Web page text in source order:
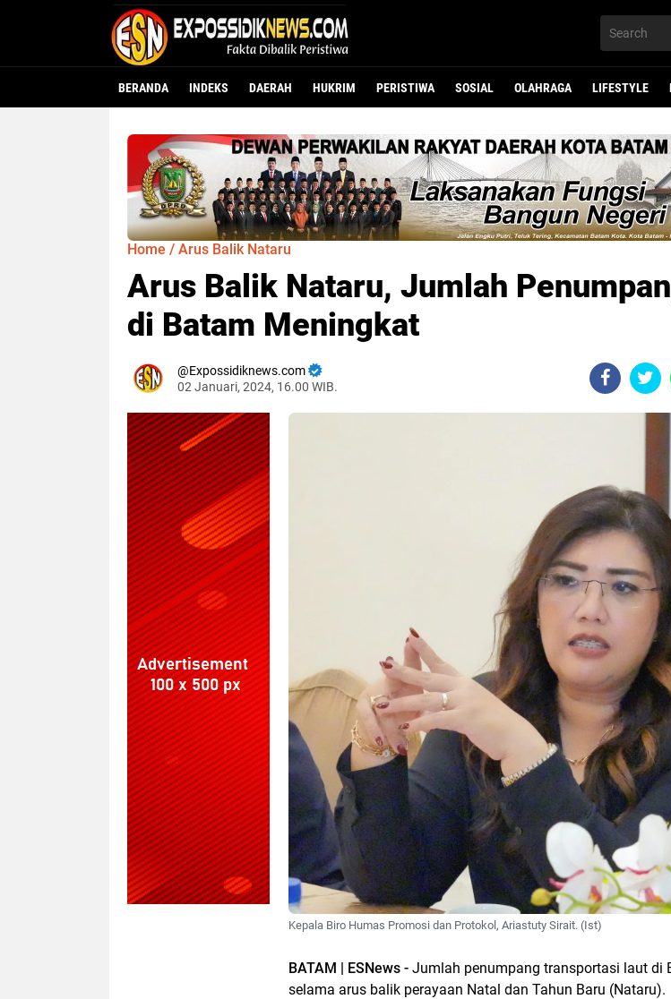
BERANDA INDEKS DAERAH HUKRIM PERISTIWA SOSIAL OLAHRAGA LIFESTYLE
Home / Arus Balik Nataru
Arus Balik Nataru, Jumlah
di Batam Meningkat
Expossidiknews.com
02 Januari, 2024, 16.00 WIB.
Kepala Biro Humas Promosi dan Protokol, Ariastuty Sirait. (Ist)
BATAM | ESNews - Jumlah penumpang transportasi laut di
selama arus balik perayaan Natal dan Tahun Baru (Nataru).